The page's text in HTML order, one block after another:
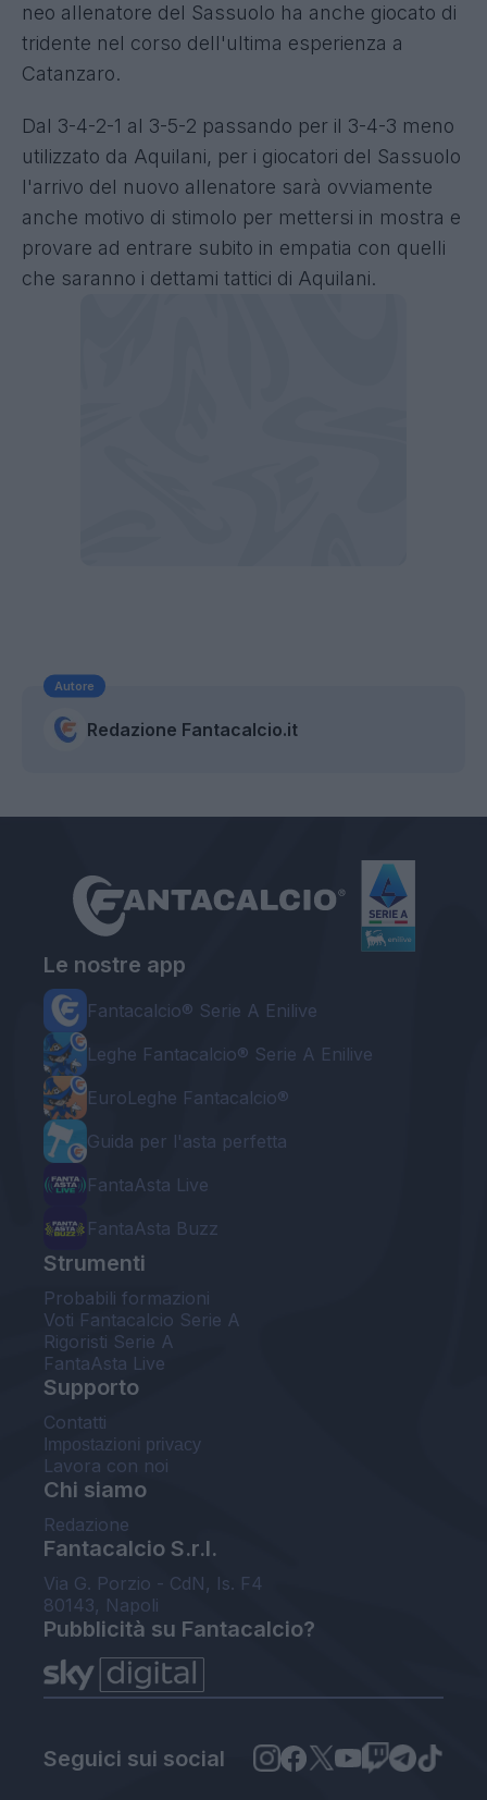
neo allenatore del Sassuolo ha anche giocato di
tridente nel corso dell'ultima esperienza a
Catanzaro.
Dal 3-4-2-1 al 3-5-2 passando per il 3-4-3 meno
utilizzato da Aquilani, per i giocatori del Sassuolo
l'arrivo del nuovo allenatore sarà ovviamente
anche motivo di stimolo per mettersi in mostra e
provare ad entrare subito in empatia con quelli
che saranno i dettami tattici di Aquilani.
Autore
Redazione Fantacalcio.it
Le nostre app
Fantacalcio® Serie A Enilive
Leghe Fantacalcio® Serie A Enilive
EuroLeghe Fantacalcio®
Guida per l'asta perfetta
FantaAsta Live
FantaAsta Buzz
Strumenti
Probabili formazioni
Voti Fantacalcio Serie A
Rigoristi Serie A
FantaAsta Live
Supporto
Contatti
Impostazioni privacy
Lavora con noi
Chi siamo
Redazione
Fantacalcio S.r.l.
Via G. Porzio - CdN, Is. F4
80143, Napoli
Pubblicità su Fantacalcio?
Seguici sui social